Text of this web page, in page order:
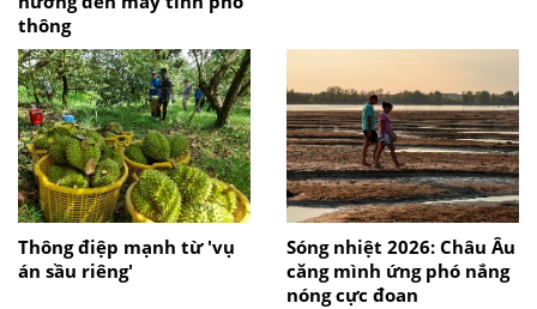
thông
Thông điệp mạnh từ 'vụ
án sầu riêng'
Sóng nhiệt 2026: Châu Âu
căng mình ứng phó nắng
nóng cực đoan